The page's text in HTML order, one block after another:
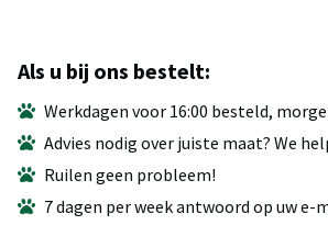
Als u bij ons bestelt:
Werkdagen voor 16:00 besteld,
Advies nodig over juiste maat? We
Ruilen geen probleem!
7 dagen per week antwoord op uw e-